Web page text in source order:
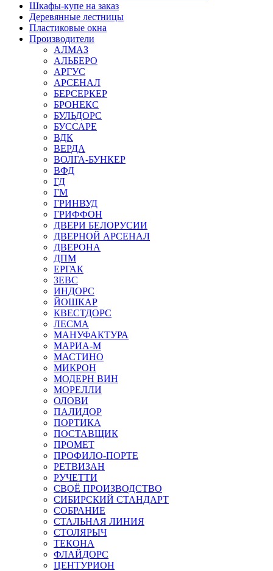
Шкафы-купе на заказ
Деревянные лестницы
Пластиковые окна
Производители
АЛМАЗ
АЛЬБЕРО
АРГУС
АРСЕНАЛ
БЕРСЕРКЕР
БРОНЕКС
БУЛЬДОРС
БУССАРЕ
ВДК
ВЕРДА
ВОЛГА-БУНКЕР
ВФД
ГД
ГМ
ГРИНВУД
ГРИФФОН
ДВЕРИ БЕЛОРУСИИ
ДВЕРНОЙ АРСЕНАЛ
ДВЕРОНА
ДПМ
ЕРГАК
ЗЕВС
ИНДОРС
ЙОШКАР
КВЕСТДОРС
ЛЕСМА
МАНУФАКТУРА
МАРИА-М
МАСТИНО
МИКРОН
МОДЕРН ВИН
МОРЕЛЛИ
ОЛОВИ
ПАЛИДОР
ПОРТИКА
ПОСТАВЩИК
ПРОМЕТ
ПРОФИЛО-ПОРТЕ
РЕТВИЗАН
РУЧЕТТИ
СВОЁ ПРОИЗВОДСТВО
СИБИРСКИЙ СТАНДАРТ
СОБРАНИЕ
СТАЛЬНАЯ ЛИНИЯ
СТОЛЯРЫЧ
ТЕКОНА
ФЛАЙДОРС
ЦЕНТУРИОН